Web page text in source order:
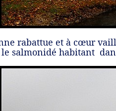
rabattue et à cœur
le salmonidé habitant